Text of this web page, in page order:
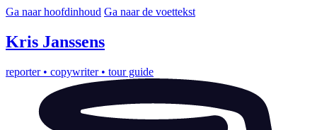
Ga naar hoofdinhoud Ga naar de voettekst
Kris Janssens
reporter • copywriter • tour guide